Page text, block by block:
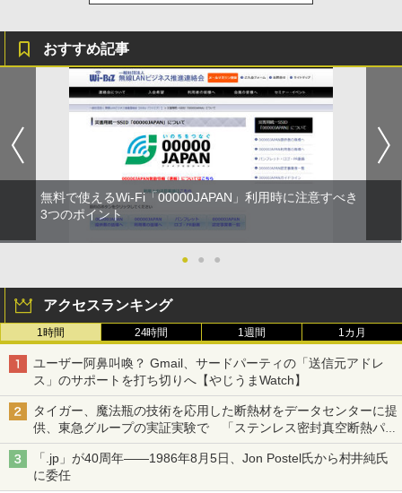
おすすめ記事
無料で使えるWi-Fi「00000JAPAN」利用時に注意すべき
3つのポイント
● ● ●
アクセスランキング
1時間 24時間 1週間 1カ月
ユーザー阿鼻叫喚？ Gmail、サードパーティの「送信元アドレ
ス」のサポートを打ち切りへ【やじうまWatch】
タイガー、魔法瓶の技術を応用した断熱材をデータセンターに提
供、東急グループの実証実験で 「ステンレス密封真空断熱パネ
ル TIVIP」
「.jp」が40周年――1986年8月5日、Jon Postel氏から村井純氏
に委任